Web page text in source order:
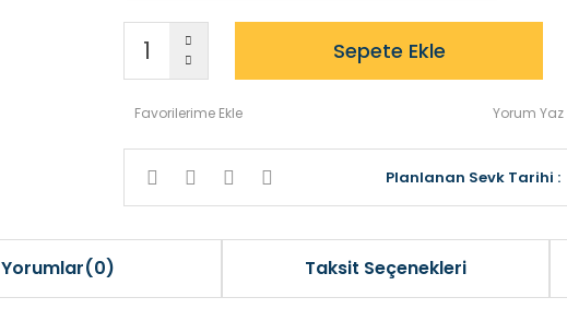
Sepete Ekle
Yorum Yaz
Planlanan Sevk Tarihi :
Yorumlar(0) Taksit Seçenekleri